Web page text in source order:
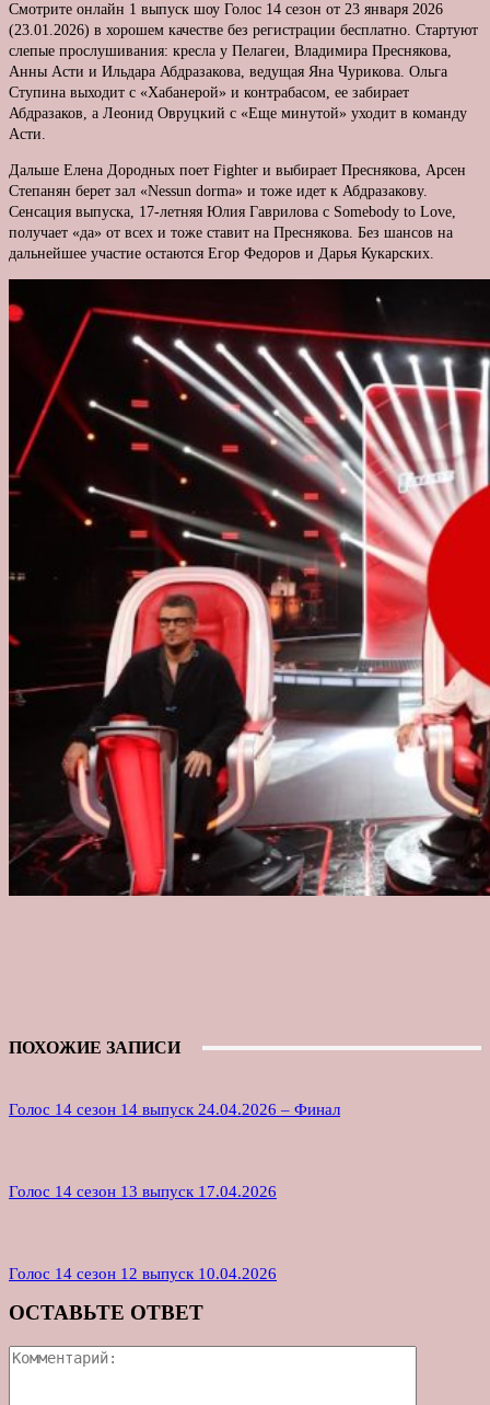
Смотрите онлайн 1 выпуск шоу Голос 14 сезон от 23 января 2026
(23.01.2026) в хорошем качестве без регистрации бесплатно. Стартуют
слепые прослушивания: кресла у Пелагеи, Владимира Преснякова,
Анны Асти и Ильдара Абдразакова, ведущая Яна Чурикова. Ольга
Ступина выходит с «Хабанерой» и контрабасом, ее забирает
Абдразаков, а Леонид Овруцкий с «Еще минутой» уходит в команду
Асти.
Дальше Елена Дородных поет Fighter и выбирает Преснякова, Арсен
Степанян берет зал «Nessun dorma» и тоже идет к Абдразакову.
Сенсация выпуска, 17-летняя Юлия Гаврилова с Somebody to Love,
получает «да» от всех и тоже ставит на Преснякова. Без шансов на
дальнейшее участие остаются Егор Федоров и Дарья Кукарских.
ПОХОЖИЕ ЗАПИСИ
Голос 14 сезон 14 выпуск 24.04.2026 – Финал
Голос 14 сезон 13 выпуск 17.04.2026
Голос 14 сезон 12 выпуск 10.04.2026
ОСТАВЬТЕ ОТВЕТ